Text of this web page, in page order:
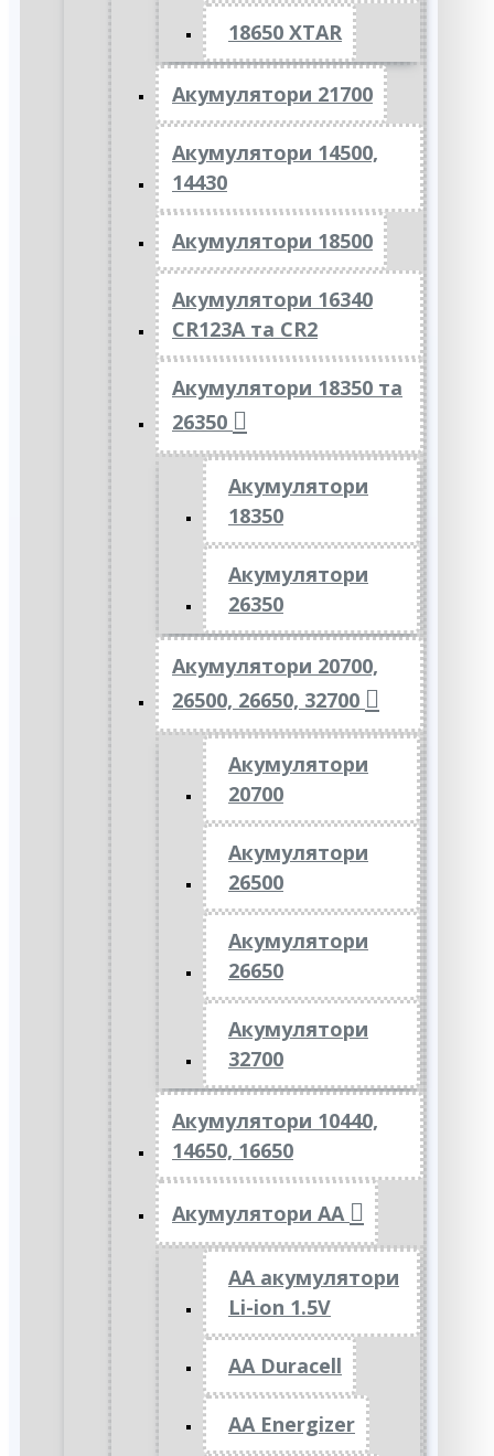
18650 XTAR
Акумулятори 21700
Акумулятори 14500,
14430
Акумулятори 18500
Акумулятори 16340
CR123A та CR2
Акумулятори 18350 та
26350
Акумулятори
18350
Акумулятори
26350
Акумулятори 20700,
26500, 26650, 32700
Акумулятори
20700
Акумулятори
26500
Акумулятори
26650
Акумулятори
32700
Акумулятори 10440,
14650, 16650
Акумулятори АА
AA акумулятори
Li-ion 1.5V
AA Duracell
AA Energizer